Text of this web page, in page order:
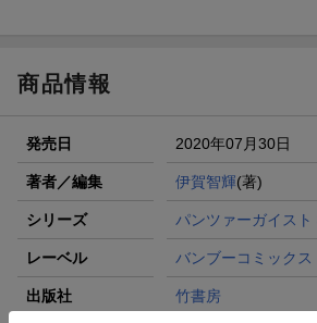
楽天モバイル紹介キャンペーンの拡散
商品情報
発売日 2020年07月30日
著者／編集 伊賀智輝(著)
シリーズ パンツァーガイスト
レーベル バンブーコミックス
出版社 竹書房